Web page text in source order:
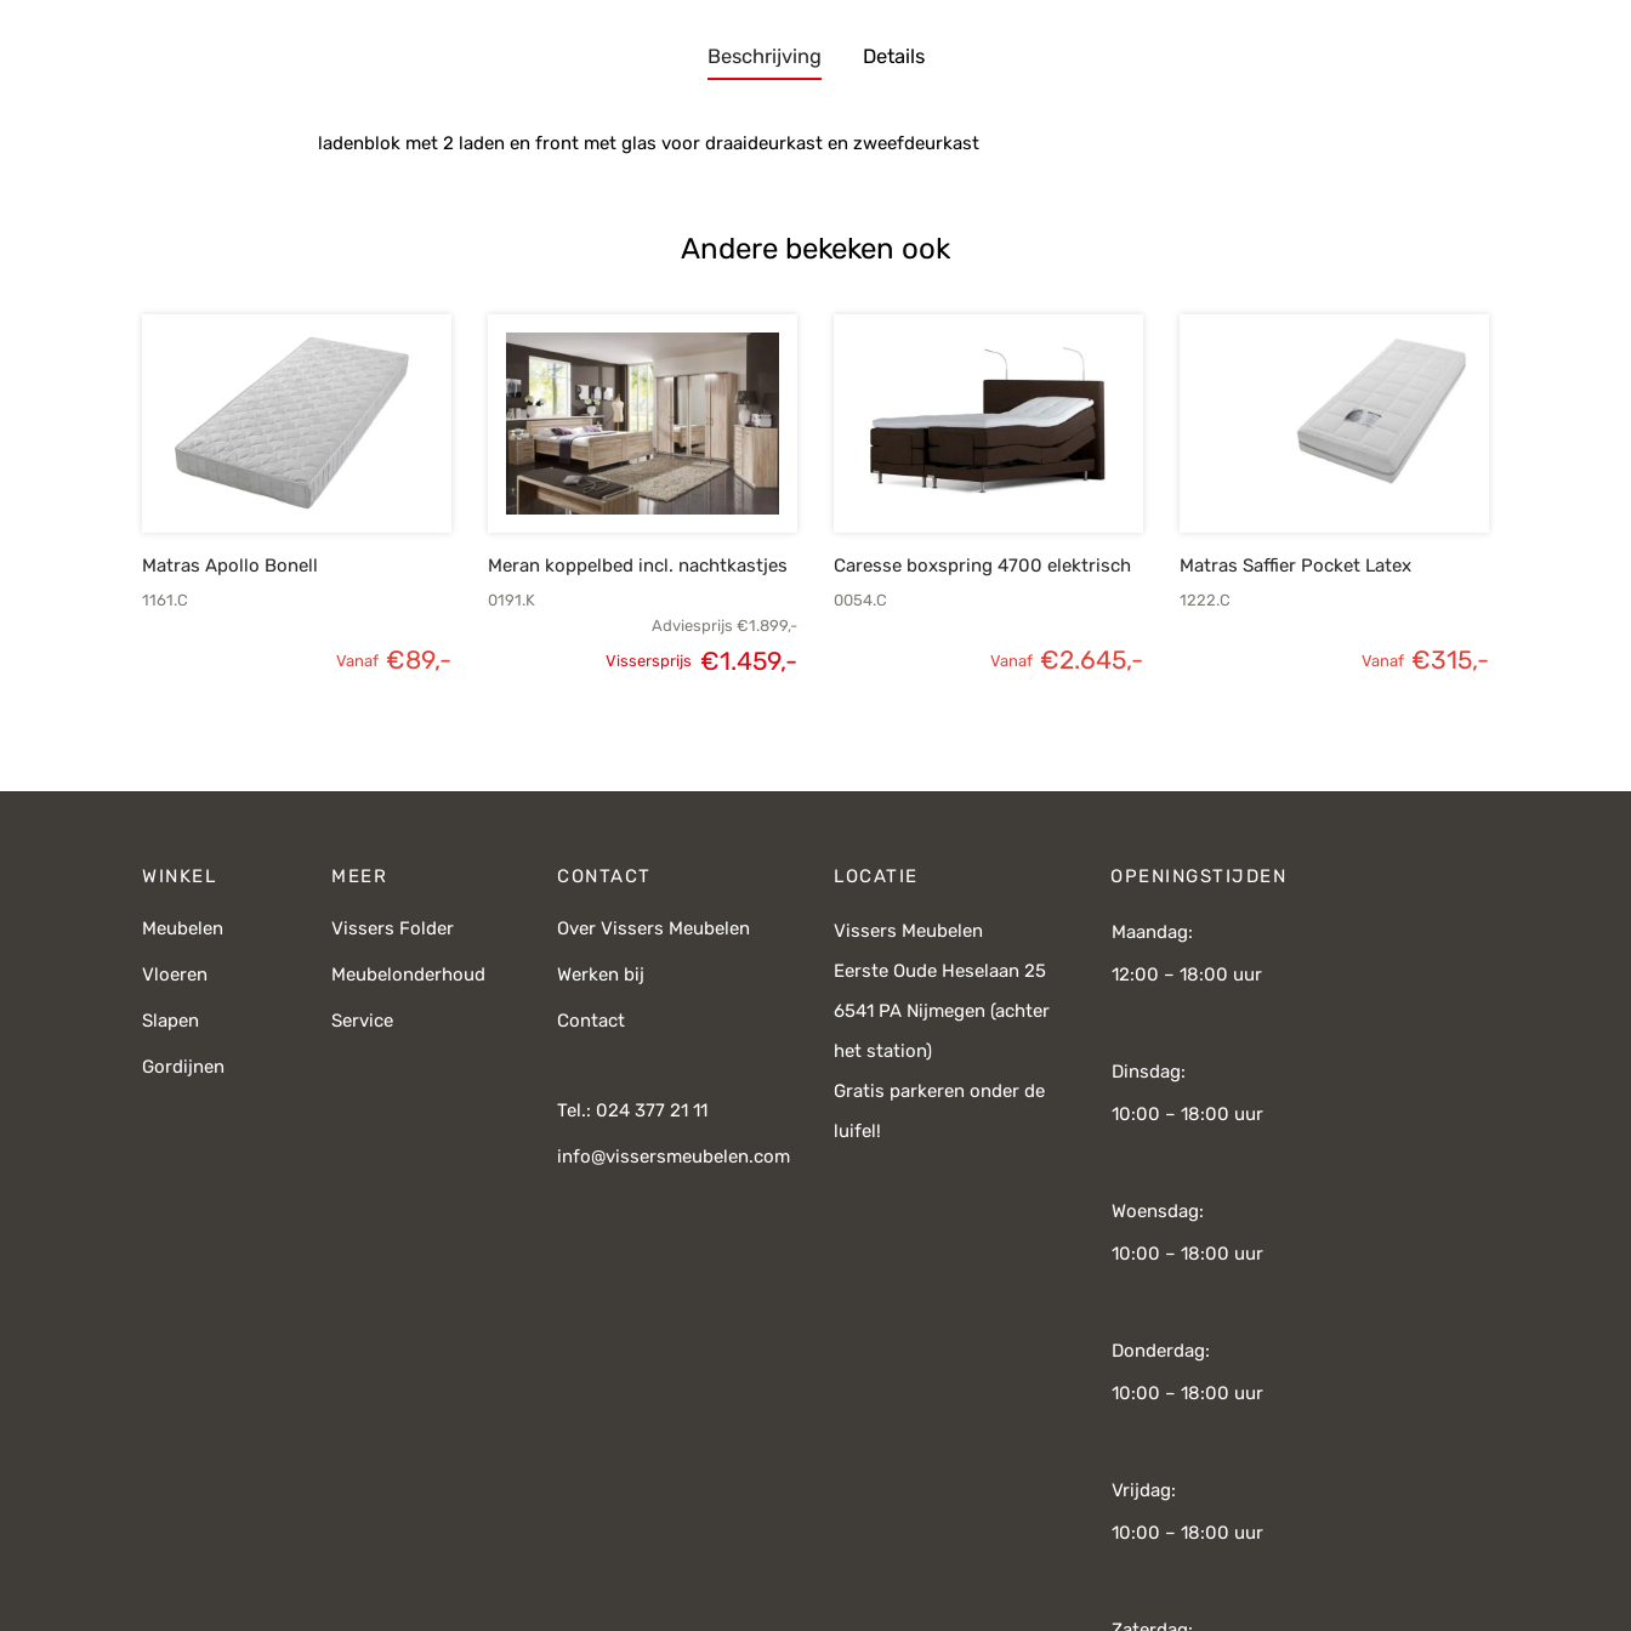
Beschrijving Details
ladenblok met 2 laden en front met glas voor draaideurkast en zweefdeurkast
Andere bekeken ook
Matras Apollo Bonell
1161.C
Vanaf €89,-
Meran koppelbed incl. nachtkastjes
0191.K
Adviesprijs €1.899,-
Vissersprijs €1.459,-
Caresse boxspring 4700 elektrisch
0054.C
Vanaf €2.645,-
Matras Saffier Pocket Latex
1222.C
Vanaf €315,-
WINKEL
Meubelen
Vloeren
Slapen
Gordijnen
MEER
Vissers Folder
Meubelonderhoud
Service
CONTACT
Over Vissers Meubelen
Werken bij
Contact
Tel.: 024 377 21 11
info@vissersmeubelen.com
LOCATIE
Vissers Meubelen
Eerste Oude Heselaan 25
6541 PA Nijmegen (achter
het station)
Gratis parkeren onder de
luifel!
OPENINGSTIJDEN
Maandag:
12:00 – 18:00 uur
Dinsdag:
10:00 – 18:00 uur
Woensdag:
10:00 – 18:00 uur
Donderdag:
10:00 – 18:00 uur
Vrijdag:
10:00 – 18:00 uur